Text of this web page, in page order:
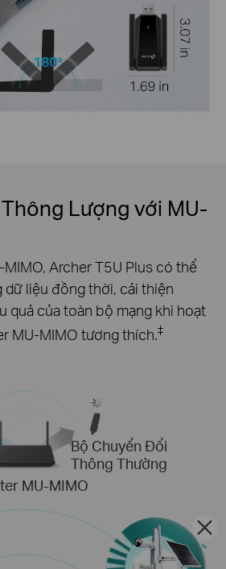
Lượng với MU-
Archer T5U Plus có thể
dữ liệu đồng thời, cải thiện
quả của toàn bộ mạng khi hoạt
MU-MIMO tương thích.‡
MU-MIMO
Bộ Chuyển Đổi
Thông Thường